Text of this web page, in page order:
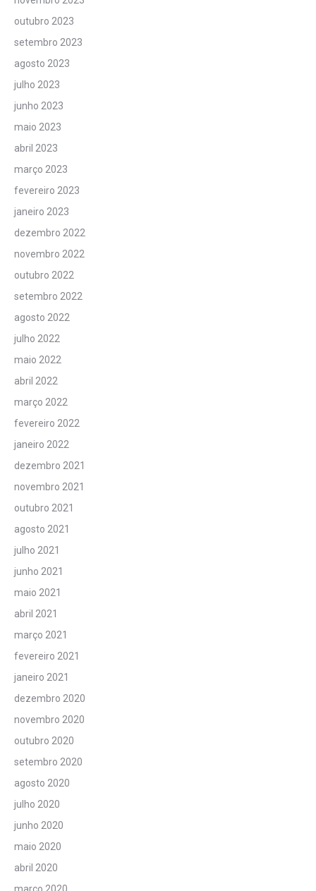
outubro 2023
setembro 2023
agosto 2023
julho 2023
junho 2023
maio 2023
abril 2023
março 2023
fevereiro 2023
janeiro 2023
dezembro 2022
novembro 2022
outubro 2022
setembro 2022
agosto 2022
julho 2022
maio 2022
abril 2022
março 2022
fevereiro 2022
janeiro 2022
dezembro 2021
novembro 2021
outubro 2021
agosto 2021
julho 2021
junho 2021
maio 2021
abril 2021
março 2021
fevereiro 2021
janeiro 2021
dezembro 2020
novembro 2020
outubro 2020
setembro 2020
agosto 2020
julho 2020
junho 2020
maio 2020
abril 2020